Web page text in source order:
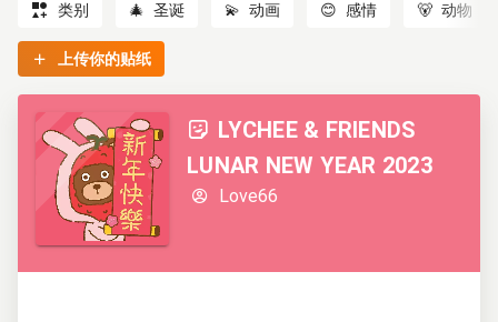
类别 🎄 圣诞 💫 动画 😊 感情 🐻 动物
上传你的贴纸
LYCHEE & FRIENDS
LUNAR NEW YEAR 2023
Love66